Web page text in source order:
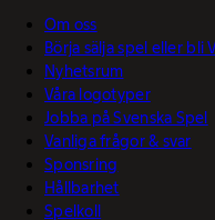
Om oss
Börja sälja spel eller bli
Nyhetsrum
Våra logotyper
Jobba på Svenska Spel
Vanliga frågor & svar
Sponsring
Hållbarhet
Spelkoll